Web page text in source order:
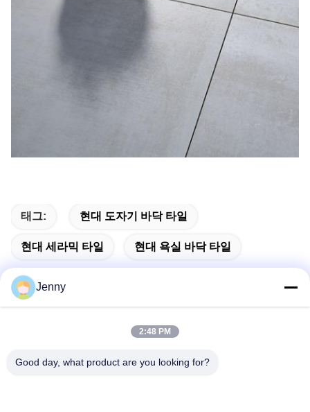
태그: 현대 도자기 바닥 타일
현대 세라믹 타일 현대 욕실 바닥 타일
주소
Jenny
2:48 PM
Good day, what product are you looking for?